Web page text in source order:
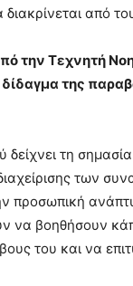
από
την Τεχνητή
δίδαγμα της
δείχνει τη
των
προσωπική
να βοηθήσουν
του και να